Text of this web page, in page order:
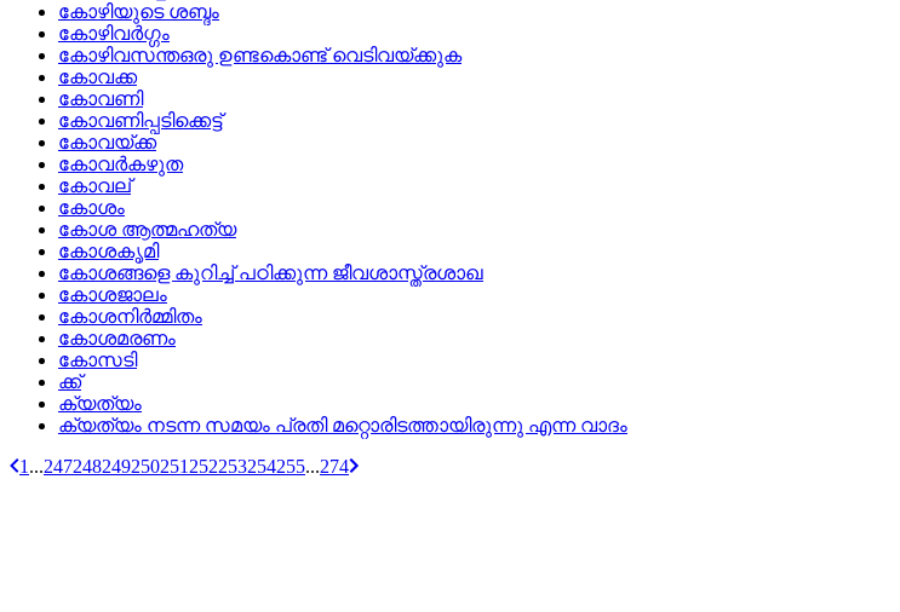
കോഴിയുടെ ശബ്ദം
കോഴിവര്‍ഗ്ഗം
കോഴിവസന്തഒരു ഉണ്ടകൊണ്ട് വെടിവയ്ക്കുക
കോവക്ക
കോവണി
കോവണിപ്പടിക്കെട്ട്
കോവയ്ക്ക
കോവര്‍കഴുത
കോവല്
കോശം
കോശ ആത്മഹത്യ
കോശകൃമി
കോശങ്ങളെ കുറിച്ച് പഠിക്കുന്ന ജീവശാസ്ത്രശാഖ
കോശജാലം
കോശനിര്‍മ്മിതം
കോശമരണം
കോസടി
ക്ക്
ക്യത്യം
ക്യത്യം നടന്ന സമയം പ്രതി മറ്റൊരിടത്തായിരുന്നു എന്ന വാദം
1 ...247248249250251 252253254255...274